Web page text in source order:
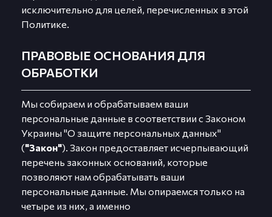
исключительно для целей, перечисленных в этой
Политике.
ПРАВОВЫЕ ОСНОВАНИЯ ДЛЯ
ОБРАБОТКИ
Мы собираем и обрабатываем ваши
персональные данные в соответствии с Законом
Украины "О защите персональных данных"
("Закон"). Закон предоставляет исчерпывающий
перечень законных оснований, которые
позволяют нам обрабатывать ваши
персональные данные. Мы опираемся только на
четыре из них, а именно